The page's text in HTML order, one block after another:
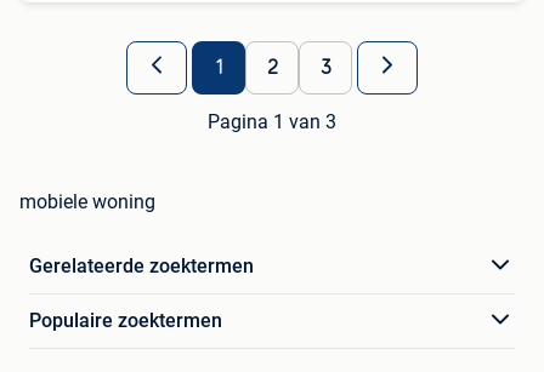
1 2 3
Pagina 1 van 3
mobiele woning
Gerelateerde zoektermen
Populaire zoektermen